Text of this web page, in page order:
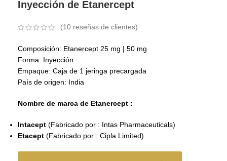
Inyección de Etanercept
(10 reseñas de clientes)
Composición: Etanercept 25 mg | 50 mg
Forma: Inyección
Empaque: Caja de 1 jeringa precargada
País de origen: India
Nombre de marca de Etanercept :
Intacept (Fabricado por : Intas Pharmaceuticals)
Etacept (Fabricado por : Cipla Limited)